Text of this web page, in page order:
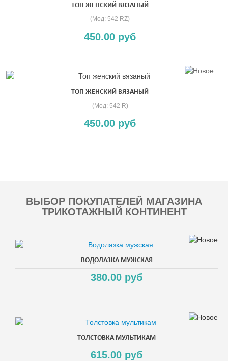
ТОП ЖЕНСКИЙ ВЯЗАНЫЙ
(Мод: 542 RZ)
450.00 руб
ТОП ЖЕНСКИЙ ВЯЗАНЫЙ
(Мод: 542 R)
450.00 руб
ВЫБОР ПОКУПАТЕЛЕЙ МАГАЗИНА
ТРИКОТАЖНЫЙ КОНТИНЕНТ
ВОДОЛАЗКА МУЖСКАЯ
380.00 руб
ТОЛСТОВКА МУЛЬТИКАМ
615.00 руб